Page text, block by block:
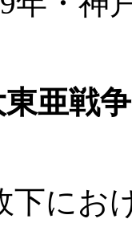
亜戦
にお